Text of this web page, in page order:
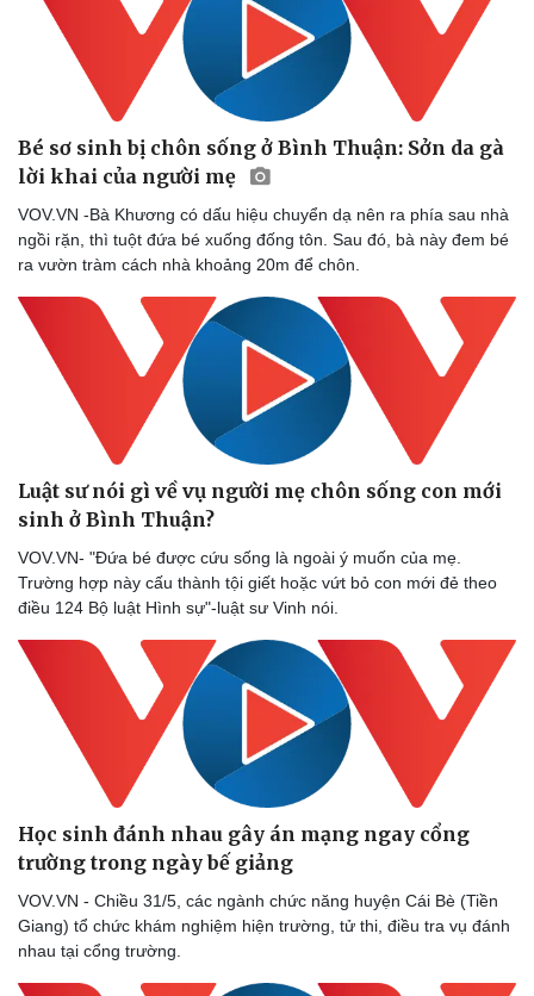
Bóng đá
Lịch thi đấu bóng đá
Hậu trường
Ô tô
Xe máy
Bé sơ sinh bị chôn sống ở Bình Thuận: Sởn da gà
lời khai của người mẹ
VOV.VN -Bà Khương có dấu hiệu chuyển dạ nên ra phía sau nhà
ngồi rặn, thì tuột đứa bé xuống đống tôn. Sau đó, bà này đem bé
ra vườn tràm cách nhà khoảng 20m để chôn.
Luật sư nói gì về vụ người mẹ chôn sống con mới
sinh ở Bình Thuận?
VOV.VN- "Đứa bé được cứu sống là ngoài ý muốn của mẹ.
Trường hợp này cấu thành tội giết hoặc vứt bỏ con mới đẻ theo
điều 124 Bộ luật Hình sự"-luật sư Vinh nói.
Học sinh đánh nhau gây án mạng ngay cổng
trường trong ngày bế giảng
VOV.VN - Chiều 31/5, các ngành chức năng huyện Cái Bè (Tiền
Giang) tổ chức khám nghiệm hiện trường, tử thi, điều tra vụ đánh
nhau tại cổng trường.